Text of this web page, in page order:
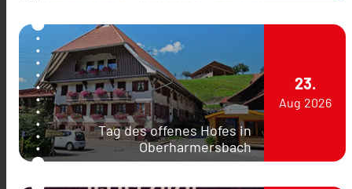
Tag des offenes Hofes in
Oberharmersbach
23.
Aug 2026